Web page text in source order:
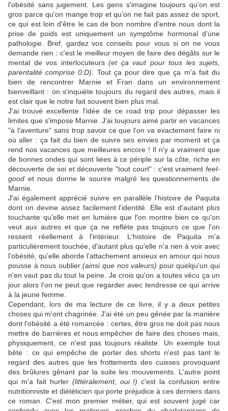
l'obésité sans jugement. Les gens s'imagine toujours qu'on est
gros parce qu'on mange trop et qu'on ne fait pas assez de sport,
ce qui est loin d'être le cas de bon nombre d'entre nous dont la
prise de poids est uniquement un symptôme hormonal d'une
pathologie. Bref, gardez vos conseils pour vous si on ne vous
demande rien : c'est le meilleur moyen de faire des dégâts sur le
mental de vos interlocuteurs (et ça vaut pour tous les sujets,
parentalité comprise 0:D) . Tout ça pour dire que ça m'a fait du
bien de rencontrer Marnie et Fran dans un environnement
bienveillant : on s'inquiète toujours du regard des autres, mais il
est clair que le notre fait souvent bien plus mal.
J'ai trouvé excellente l'idée de ce road trip pour dépasser les
limites que s'impose Marnie. J'ai toujours aimé partir en vacances
"à l'aventure" sans trop savoir ce que l'on va exactement faire ni
où aller : ça fait du bien de suivre ses envies par moment et ça
rend nos vacances que meilleures encore ! Il n'y a vraiment que
de bonnes ondes qui sont liées à ce périple sur la côte, riche en
découverte de soi et découverte "tout court" : c'est vraiment feel-
good et nous donne le sourire malgré les questionnements de
Marnie.
J'ai également apprécié suivre en parallèle l'histoire de Paquita
dont on devine assez facilement l'identité. Elle est d'autant plus
touchante qu'elle met en lumière que l'on montre bien ce qu'on
veut aux autres et que ça ne reflète pas toujours ce que l'on
ressent réellement à l'intérieur. L'histoire de Paquita m'a
particulièrement touchée, d'autant plus qu'elle n'a rien à voir avec
l'obésité, qu'elle aborde l'attachement anxieux en amour qui nous
pousse à nous oublier(ainsi que nos valeurs) pour quelqu'un qui
n'en vaut pas du tout la peine. Je crois qu'on a toutes vécu ça un
jour alors l'on ne peut que regarder avec tendresse ce qui arrive
à la jeune femme.
Cependant, lors de ma lecture de ce livre, il y a deux petites
choses qui m'ont chagrinée. J'ai été un peu gênée par la manière
dont l'obésité a été romancée : certes, être gros ne doit pas nous
mettre de barrières et nous empêcher de faire des choses mais,
physiquement, ce n'est pas toujours réaliste. Un exemple tout
bête : ce qui empêche de porter des shorts n'est pas tant le
regard des autres que les frottements des cuisses provoquant
des brûlures gênant par la suite les mouvements. L'autre point
qui m'a fait hurler (littéralement, oui !) c'est la confusion entre
nutritionniste et diététicien qui porte préjudice à ces derniers dans
ce roman. C'est mon premier métier, qui est souvent jugé car